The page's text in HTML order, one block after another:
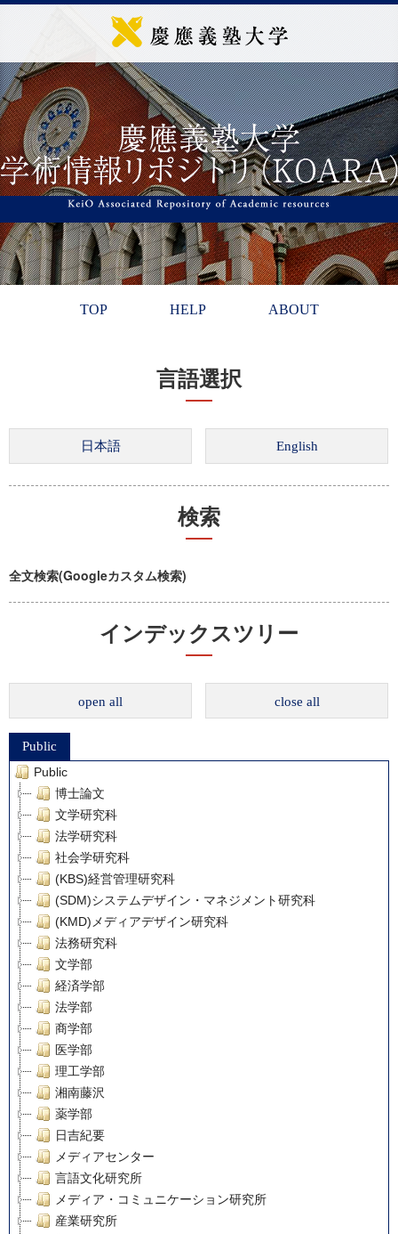
TOP HELP ABOUT
言語選択
検索
全文検索(Googleカスタム検索)
インデックスツリー
open all close all
Public
Public
博士論文
文学研究科
法学研究科
社会学研究科
(KBS)経営管理研究科
(SDM)システムデザイン・マネジメント研究科
(KMD)メディアデザイン研究科
法務研究科
文学部
経済学部
法学部
商学部
医学部
理工学部
湘南藤沢
薬学部
日吉紀要
メディアセンター
言語文化研究所
メディア・コミュニケーション研究所
産業研究所